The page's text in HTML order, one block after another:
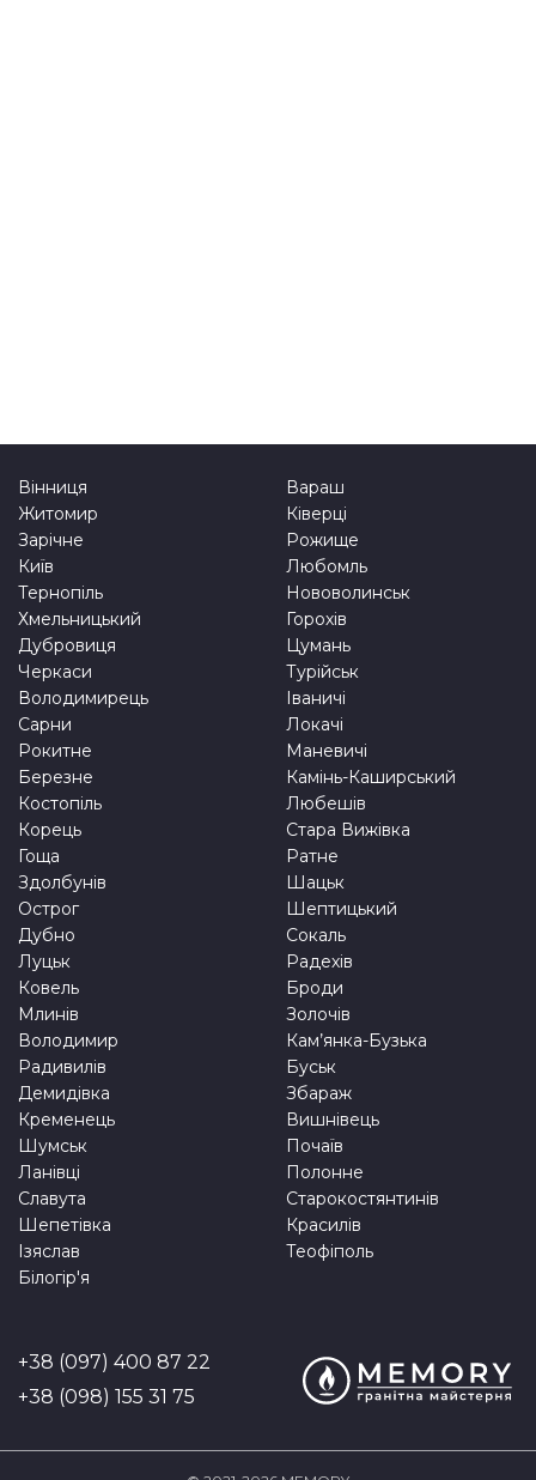
Вінниця
Житомир
Зарічне
Київ
Тернопіль
Хмельницький
Дубровиця
Черкаси
Володимирець
Сарни
Рокитне
Березне
Костопіль
Корець
Гоща
Здолбунів
Острог
Дубно
Луцьк
Ковель
Млинів
Володимир
Радивилів
Демидівка
Кременець
Шумськ
Ланівці
Славута
Шепетівка
Ізяслав
Білогір'я
Вараш
Ківерці
Рожище
Любомль
Нововолинськ
Горохів
Цумань
Турійськ
Іваничі
Локачі
Маневичі
Камінь-Каширський
Любешів
Стара Вижівка
Ратне
Шацьк
Шептицький
Сокаль
Радехів
Броди
Золочів
Кам’янка-Бузька
Буськ
Збараж
Вишнівець
Почаїв
Полонне
Старокостянтинів
Красилів
Теофіполь
+38 (097) 400 87 22
+38 (098) 155 31 75